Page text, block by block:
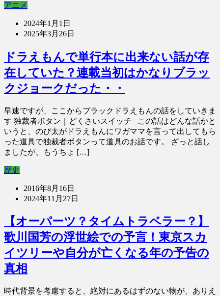
アニメ
2024年1月1日
2025年3月26日
ドラえもんで単行本に出来ない話が存
在していた？連載当初はかなりブラッ
クジョークだった・・
早速ですが、ここからブラックドラえもんの話をしていきま
す 独裁者ボタン｜どくさいスイッチ この話はどんな話かと
いうと、のび太がドラえもんにワガママを言って出してもら
った道具で独裁者ボタンって道具のお話です。 ざっと話し
ましたが、もうちょ […]
歴史
2016年8月16日
2024年11月27日
【オーパーツ？タイムトラベラー？】
歌川国芳の浮世絵での予言！東京スカ
イツリーや自分が亡くなる年の予告の
真相
時代背景を考慮すると、絶対にあるはずのない物が、ありえ